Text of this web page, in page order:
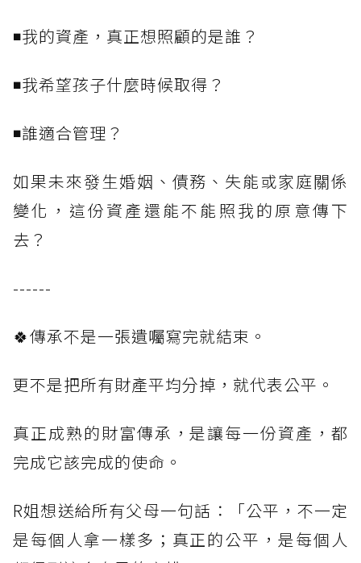
◾我的資產，真正想照顧的是誰？
◾我希望孩子什麼時候取得？
◾誰適合管理？
如果未來發生婚姻、債務、失能或家庭關係
變化，這份資產還能不能照我的原意傳下
去？
------
🍀傳承不是一張遺囑寫完就結束。
更不是把所有財產平均分掉，就代表公平。
真正成熟的財富傳承，是讓每一份資產，都
完成它該完成的使命。
R姐想送給所有父母一句話：「公平，不一定
是每個人拿一樣多；真正的公平，是每個人